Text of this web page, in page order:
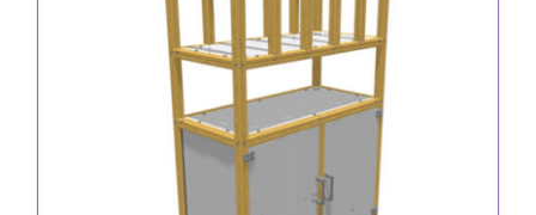
Estante ligero y sostenible con sistema de
ordenación